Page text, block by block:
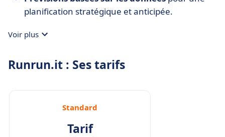
planification stratégique et anticipée.
Voir plus
Runrun.it : Ses tarifs
Standard
Tarif